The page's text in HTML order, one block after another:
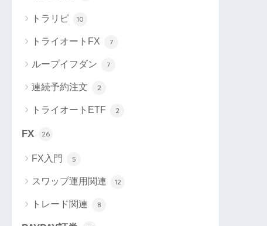
トラリピ 10
トライオートFX 7
ループイフダン 7
連続予約注文 2
トライオートETF 2
FX 26
FX入門 5
スワップ運用関連 12
トレード関連 8